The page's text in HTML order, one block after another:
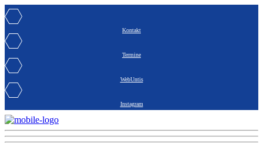
Kontakt
Termine
WebUntis
Instagram